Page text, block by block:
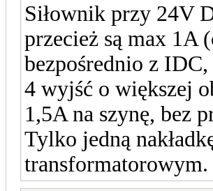
Siłownik przy 24V
przecież są max 1A
bezpośrednio z
4 wyjść o większej
1,5A na szynę, bez
Tylko jedną
transformatorowym.